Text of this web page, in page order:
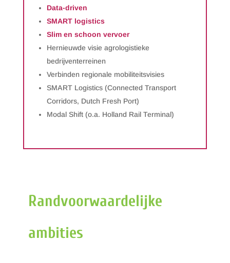
Data-driven
SMART logistics
Slim en schoon vervoer
Hernieuwde visie agrologistieke
bedrijventerreinen
Verbinden regionale mobiliteitsvisies
SMART Logistics (Connected Transport
Corridors, Dutch Fresh Port)
Modal Shift (o.a. Holland Rail Terminal)
Randvoorwaardelijke
ambities